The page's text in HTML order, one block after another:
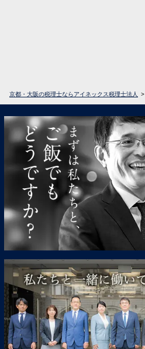
← 前へ 1 2 3
7 … 14
京都・大阪の税理士ならアイネックス税理士法人